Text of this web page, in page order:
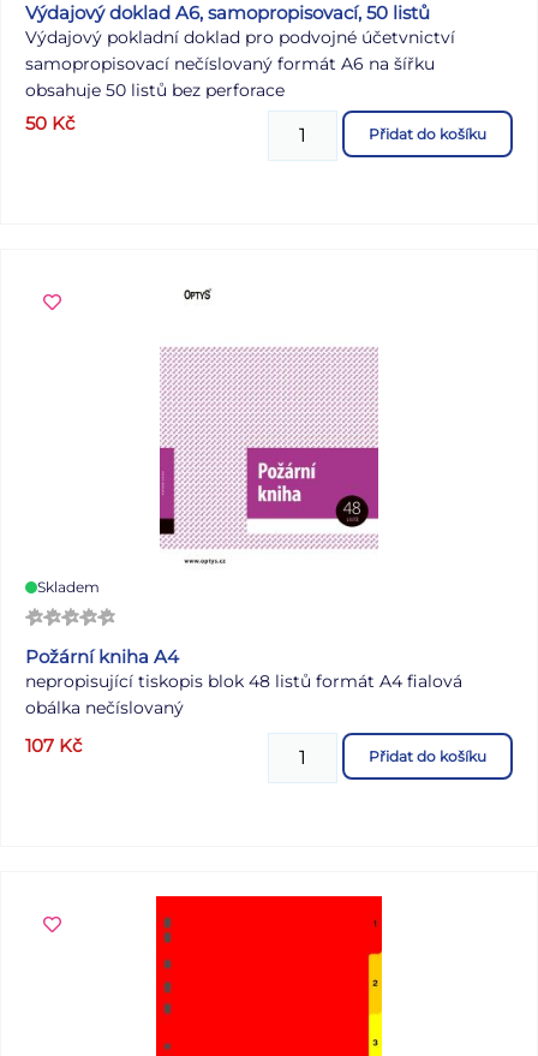
Výdajový doklad A6, samopropisovací, 50 listů
Výdajový pokladní doklad pro podvojné účetvnictví
samopropisovací nečíslovaný formát A6 na šířku
obsahuje 50 listů bez perforace
50 Kč Přidat do košíku
Skladem
Požární kniha A4
nepropisující tiskopis blok 48 listů formát A4 fialová
obálka nečíslovaný
107 Kč Přidat do košíku